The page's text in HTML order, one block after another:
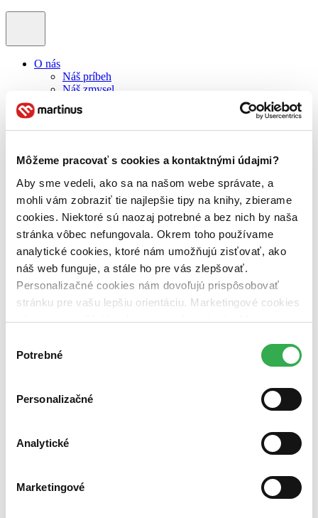
Môžeme pracovať s cookies a kontaktnými údajmi?
Aby sme vedeli, ako sa na našom webe správate, a
mohli vám zobraziť tie najlepšie tipy na knihy, zbierame
cookies. Niektoré sú naozaj potrebné a bez nich by naša
stránka vôbec nefungovala. Okrem toho používame
analytické cookies, ktoré nám umožňujú zisťovať, ako
náš web funguje, a stále ho pre vás zlepšovať.
Personalizačné cookies nám dovoľujú prispôsobovať
stránku pre vašu lepšiu orientáciu. Marketingové cookies
nám zas umožňujú zobrazenie relevantnej reklamy.
nám pomohlo, keby sme mohli používať všetky tieto
súhlasu
Potrebné
Personalizačné
Analytické
Marketingové
O nás
Náš príbeh
Náš zmysel
Galéria Martinusu
Zodpovednosť
Sme B Corp
Zelený Martinus
Nerobíme rozdiely
Pridaj sa
Pridaj sa k nám
Aktuálne ponuky
Výberový proces
Pošlite mi ponuku
Povedali o nás
Projekty
Kampane
Záložky
Knihy roka
Médiá a partneri
Všetky články na tému: Podfukári